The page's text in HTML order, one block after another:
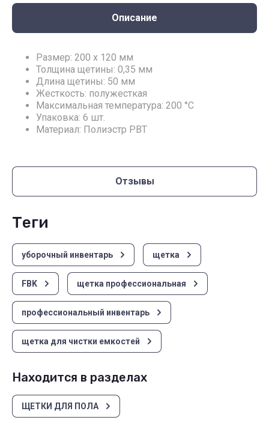
Описание
Размер: 200 х 120 мм
Толщина щетины: 0,35 мм
Длина щетины: 50 мм
Жесткость: полужесткая
Максимальная температура: 200 °С
Упаковка: 6 шт.
Материал: Полиэстр РВТ
Отзывы
теги
уборочный инвентарь щетка
FBK щетка профессиональная
профессиональный инвентарь
щетка для чистки емкостей
Находится в разделах
ЩЕТКИ ДЛЯ ПОЛА